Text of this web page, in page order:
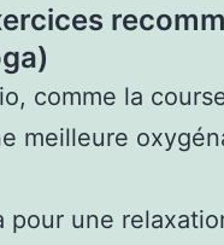
comme la
meilleure
pour une